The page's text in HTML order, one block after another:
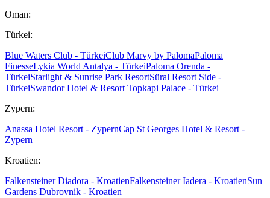
Oman:
Türkei:
Blue Waters Club - TürkeiClub Marvy by PalomaPaloma
FinesseLykia World Antalya - TürkeiPaloma Orenda -
TürkeiStarlight & Sunrise Park ResortSüral Resort Side -
TürkeiSwandor Hotel & Resort Topkapi Palace - Türkei
Zypern:
Anassa Hotel Resort - ZypernCap St Georges Hotel & Resort -
Zypern
Kroatien:
Falkensteiner Diadora - KroatienFalkensteiner Iadera - KroatienSun
Gardens Dubrovnik - Kroatien